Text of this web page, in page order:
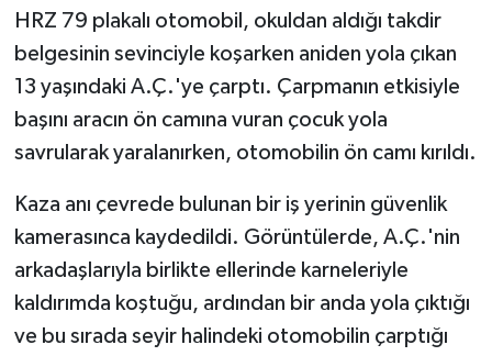
HRZ 79 plakalı otomobil, okuldan aldığı takdir
belgesinin sevinciyle koşarken aniden yola çıkan
13 yaşındaki A.Ç.'ye çarptı. Çarpmanın etkisiyle
başını aracın ön camına vuran çocuk yola
savrularak yaralanırken, otomobilin ön camı kırıldı.
Kaza anı çevrede bulunan bir iş yerinin güvenlik
kamerasınca kaydedildi. Görüntülerde, A.Ç.'nin
arkadaşlarıyla birlikte ellerinde karneleriyle
kaldırımda koştuğu, ardından bir anda yola çıktığı
ve bu sırada seyir halindeki otomobilin çarptığı